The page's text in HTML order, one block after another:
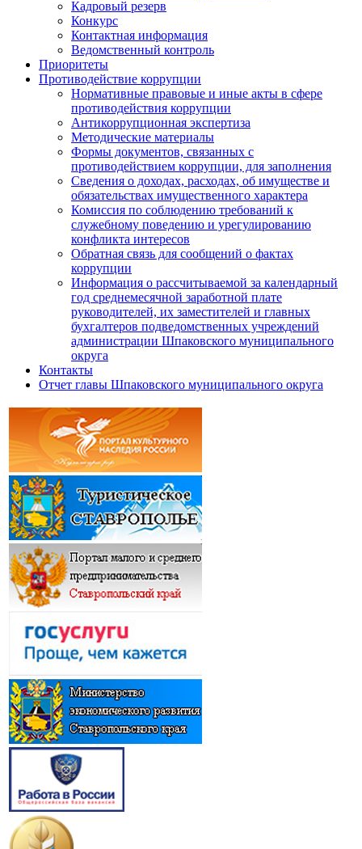
Кадровый резерв
Конкурс
Контактная информация
Ведомственный контроль
Приоритеты
Противодействие коррупции
Нормативные правовые и иные акты в сфере
противодействия коррупции
Антикоррупционная экспертиза
Методические материалы
Формы документов, связанных с
противодействием коррупции, для заполнения
Сведения о доходах, расходах, об имуществе и
обязательствах имущественного характера
Комиссия по соблюдению требований к
служебному поведению и урегулированию
конфликта интересов
Обратная связь для сообщений о фактах
коррупции
Информация о рассчитываемой за календарный
год среднемесячной заработной плате
руководителей, их заместителей и главных
бухгалтеров подведомственных учреждений
администрации Шпаковского муниципального
округа
Контакты
Отчет главы Шпаковского муниципального округа